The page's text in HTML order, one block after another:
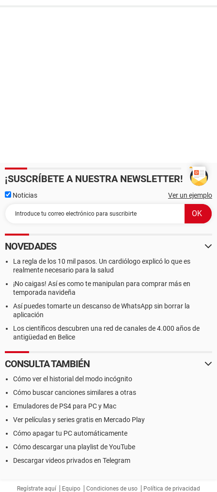
¡SUSCRÍBETE A NUESTRA NEWSLETTER!
Noticias Ver un ejemplo
NOVEDADES
La regla de los 10 mil pasos. Un cardiólogo explicó lo que es
realmente necesario para la salud
¡No caigas! Así es como te manipulan para comprar más en
temporada navideña
Así puedes tomarte un descanso de WhatsApp sin borrar la
aplicación
Los científicos descubren una red de canales de 4.000 años de
antigüedad en Belice
CONSULTA TAMBIÉN
Cómo ver el historial del modo incógnito
Cómo buscar canciones similares a otras
Emuladores de PS4 para PC y Mac
Ver películas y series gratis en Mercado Play
Cómo apagar tu PC automáticamente
Cómo descargar una playlist de YouTube
Descargar videos privados en Telegram
Regístrate aquí Equipo Condiciones de uso Política de privacidad